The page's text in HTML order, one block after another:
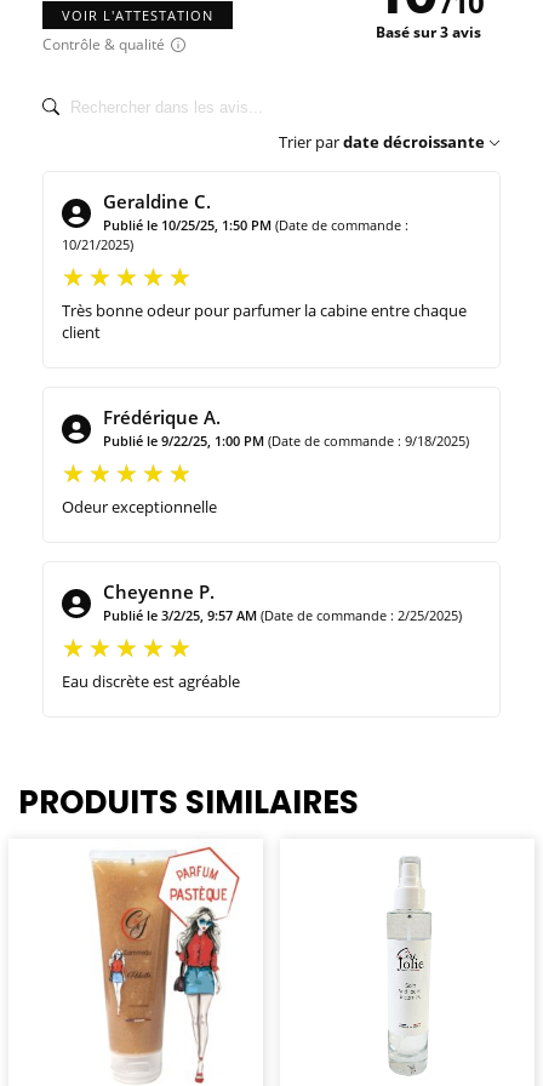
VOIR L'ATTESTATION
Contrôle & qualité
Basé sur 3 avis
Trier pardate décroissante
Geraldine C.
Publié le 10/25/25, 1:50 PM (Date de commande :
10/21/2025)
Très bonne odeur pour parfumer la cabine entre chaque
client
Frédérique A.
Publié le 9/22/25, 1:00 PM (Date de commande : 9/18/2025)
Odeur exceptionnelle
Cheyenne P.
Publié le 3/2/25, 9:57 AM (Date de commande : 2/25/2025)
Eau discrète est agréable
PRODUITS SIMILAIRES